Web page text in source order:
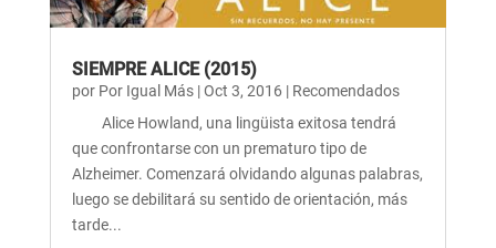
SIEMPRE ALICE (2015)
por Por Igual Más|Oct 3, 2016 | Recomendados
Alice Howland, una lingüista exitosa tendrá
que confrontarse con un prematuro tipo de
Alzheimer. Comenzará olvidando algunas palabras,
luego se debilitará su sentido de orientación, más
tarde...